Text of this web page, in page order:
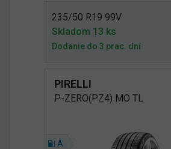
235/50 R19 99V
Skladom 13 ks
Dodanie do 3 prac. dní
PIRELLI
P-ZERO(PZ4) MO TL
A